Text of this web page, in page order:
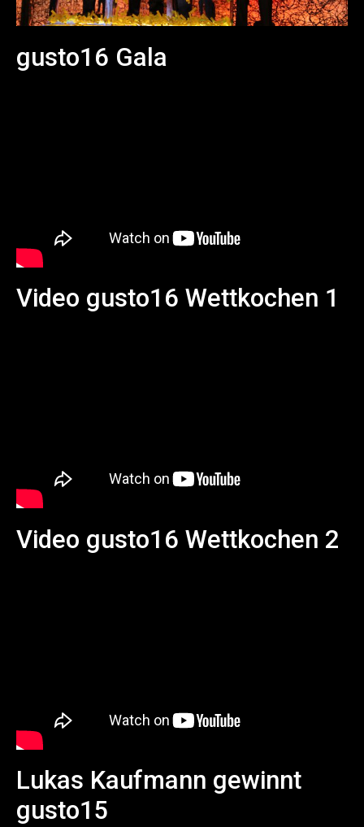
gusto16 Gala
Video gusto16 Wettkochen 1
Video gusto16 Wettkochen 2
Lukas Kaufmann gewinnt
gusto15